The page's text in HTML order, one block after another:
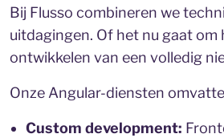
Bij Flusso combineren we
uitdagingen. Of het nu gaat
ontwikkelen van een volledig
Onze Angular-diensten
Custom development: